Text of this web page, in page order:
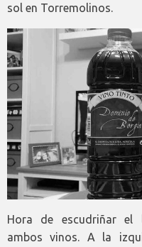
sol en Torremolinos.
Hora de escudriñar el
ambos vinos. A la